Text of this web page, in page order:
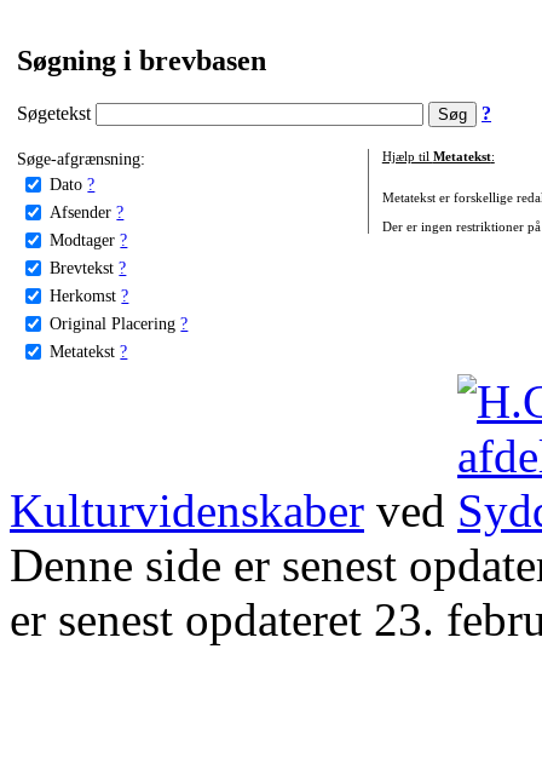
Søgning i brevbasen
Søgetekst ?
Søge-afgrænsning:
Dato ?
Afsender ?
Modtager ?
Brevtekst ?
Herkomst ?
Original Placering ?
Metatekst ?
Hjælp til Metatekst:
Metatekst er forskellige
Der er ingen restriktioner
Kulturvidenskaber ved
Denne side er senest
er senest opdateret 23.